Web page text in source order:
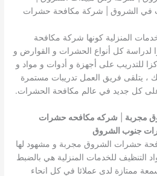
في الشروق | شركة مكافحة حشرات
المنزلية كونها شركة مكافحة
كل أنواع الحشرات و القوارض و
للتدريب على أجهزة و أدوات و مواد و
، يتلقى فريق العمل تدريبات مستمرة
على كل جديد في عالم مكافحة الحشرات.
مجربة
شركه مكافحه حشرات
جنوب الشروق
حشرات الشروق مجربة و مشهود لها
التنظيف للخدمات المنزلية هي بالضبط
ممتازة لدى عملائا في كل انحاء